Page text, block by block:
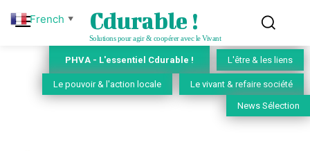
Cdurable !
Solutions pour agir & coopérer avec le Vivant
PHVA - L'essentiel Cdurable ! L'être & les liens
Le pouvoir & l'action locale Le vivant & refaire société
News Sélection
French ▼